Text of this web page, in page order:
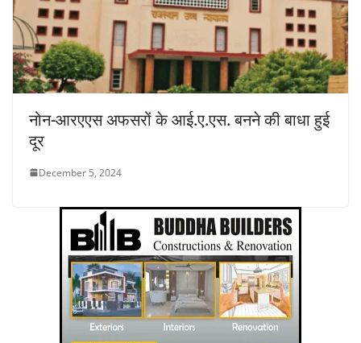
नोन-आरएएस अफसरों के आई.ए.एस. बनने की बाधा हुई
दूर
December 5, 2024